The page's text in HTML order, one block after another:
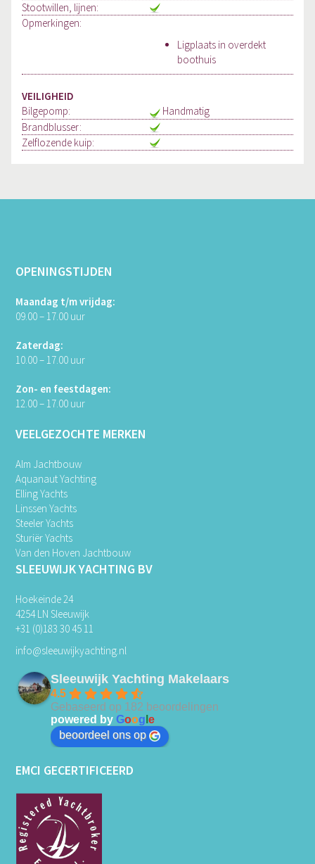
Stootwillen, lijnen:
Opmerkingen:
Ligplaats in overdekt
boothuis
VEILIGHEID
Bilgepomp:
Handmatig
Brandblusser:
Zelflozende kuip:
OPENINGSTIJDEN
Maandag t/m vrijdag:
09.00 – 17.00 uur
Zaterdag:
10.00 – 17.00 uur
Zon- en feestdagen:
12.00 – 17.00 uur
VEELGEZOCHTE MERKEN
Alm Jachtbouw
Aquanaut Yachting
Elling Yachts
Linssen Yachts
Steeler Yachts
Sturiër Yachts
Van den Hoven Jachtbouw
SLEEUWIJK YACHTING BV
Hoekeinde 24
4254 LN Sleeuwijk
+31 (0)183 30 45 11
info@sleeuwijkyachting.nl
Sleeuwijk Yachting Makelaars
4.5
Gebaseerd op 182 beoordelingen
powered byGoog le
beoordeel ons op
EMCI GECERTIFICEERD